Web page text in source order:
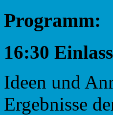
Programm:
16:30
Ideen und
Ergebnisse